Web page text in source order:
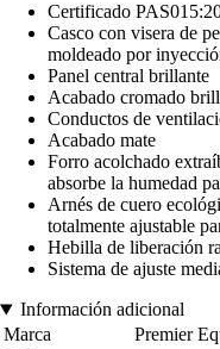
Certificado
Casco con visera de
moldeado por
Panel central brillante
Acabado cromado
Conductos de
Acabado mate
Forro acolchado
absorbe la humedad
Arnés de cuero
totalmente ajustable
Hebilla de liberación
Sistema de ajuste
Información adicional
Marca
Premier